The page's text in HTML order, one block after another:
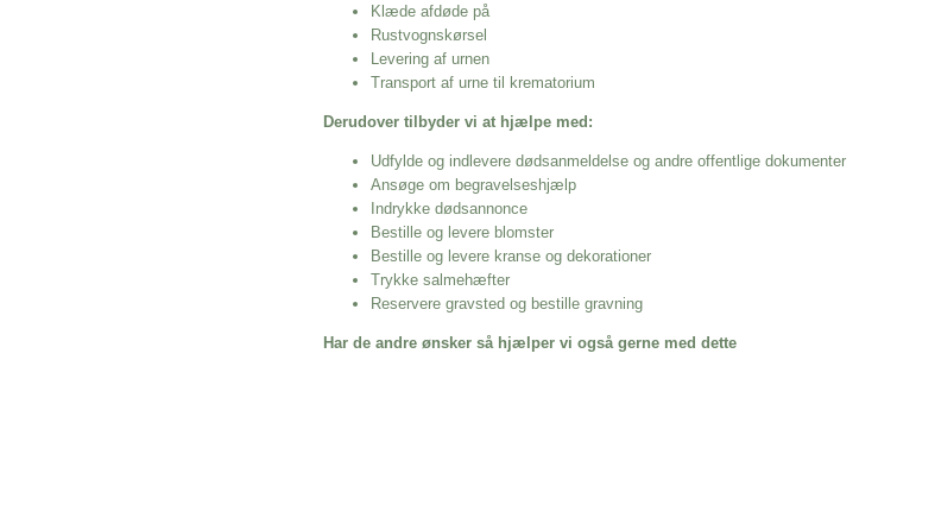
Klæde afdøde på
Rustvognskørsel
Levering af urnen
Transport af urne til krematorium
Derudover tilbyder vi at hjælpe med:
Udfylde og indlevere dødsanmeldelse og andre offentlige dokumenter
Ansøge om begravelseshjælp
Indrykke dødsannonce
Bestille og levere blomster
Bestille og levere kranse og dekorationer
Trykke salmehæfter
Reservere gravsted og bestille gravning
Har de andre ønsker så hjælper vi også gerne med dette